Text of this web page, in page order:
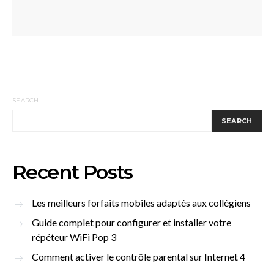
SEARCH
SEARCH
Recent Posts
Les meilleurs forfaits mobiles adaptés aux collégiens
Guide complet pour configurer et installer votre
répéteur WiFi Pop 3
Comment activer le contrôle parental sur Internet 4